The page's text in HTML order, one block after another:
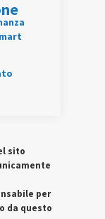
sito
per
da questo